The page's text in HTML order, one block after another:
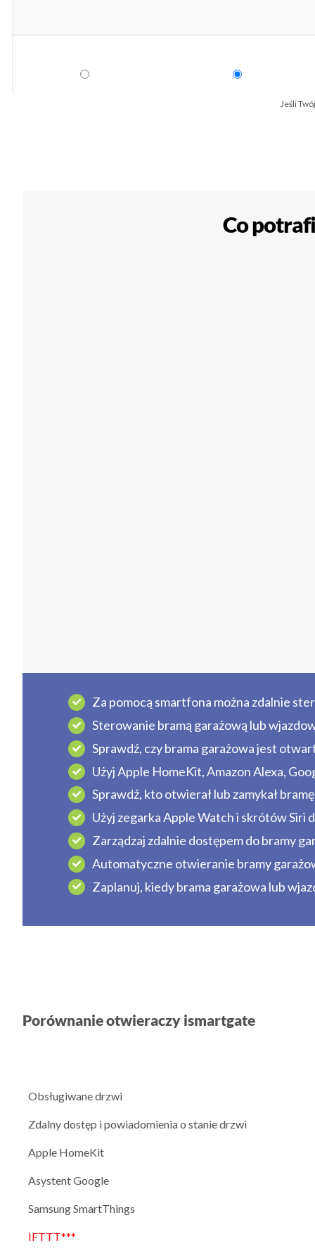
Jeśli
Co
Za pomocą smartfona można zdalnie
Sterowanie bramą garażową lub
Sprawdź, czy brama garażowa jest
Użyj Apple HomeKit, Amazon Alexa,
Sprawdź, kto otwierał lub zamykał
Użyj zegarka Apple Watch i skrótów Siri
Zarządzaj zdalnie dostępem do bramy
Automatyczne otwieranie bramy
Zaplanuj, kiedy brama garażowa lub
Porównanie otwieraczy ismartgate
Obsługiwane drzwi
Zdalny dostęp i powiadomienia o stanie drzwi
Apple HomeKit
Asystent Google
Samsung SmartThings
IFTTT***